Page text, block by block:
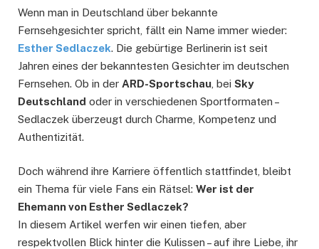
Wenn man in Deutschland über bekannte
Fernsehgesichter spricht, fällt ein Name immer wieder:
Esther Sedlaczek. Die gebürtige Berlinerin ist seit
Jahren eines der bekanntesten Gesichter im deutschen
Fernsehen. Ob in der ARD-Sportschau , bei Sky
Deutschland oder in verschiedenen Sportformaten –
Sedlaczek überzeugt durch Charme, Kompetenz und
Authentizität.
Doch während ihre Karriere öffentlich stattfindet, bleibt
ein Thema für viele Fans ein Rätsel: Wer ist der
Ehemann von Esther Sedlaczek?
In diesem Artikel werfen wir einen tiefen, aber
respektvollen Blick hinter die Kulissen – auf ihre Liebe, ihr